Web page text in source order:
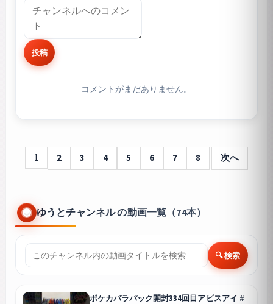
投稿
コメントがまだありません。
1 2 3 4 5 6 7 8 次へ
ゆうとチャンネル の動画一覧（74本）
🔍 検索
ポケカバラパック開封334回目アビスアイ #